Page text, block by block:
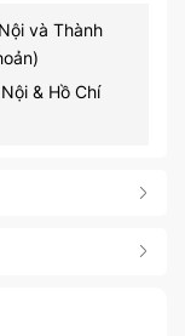
và Thành
& Hồ Chí